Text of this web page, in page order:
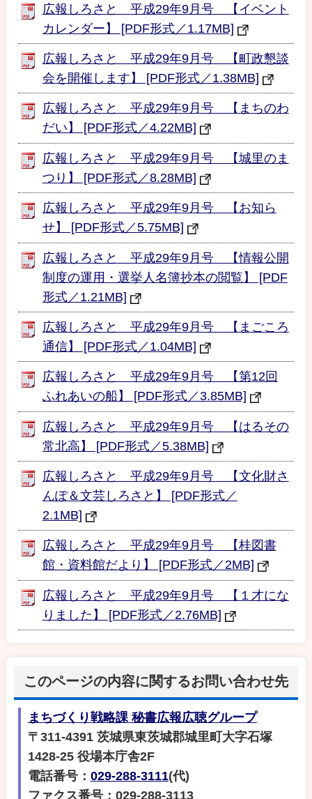
広報しろさと 平成29年9月号 【イベント
カレンダー】 [PDF形式／1.17MB]
広報しろさと 平成29年9月号 【町政懇談
会を開催します】 [PDF形式／1.38MB]
広報しろさと 平成29年9月号 【まちのわ
だい】 [PDF形式／4.22MB]
広報しろさと 平成29年9月号 【城里のま
つり】 [PDF形式／8.28MB]
広報しろさと 平成29年9月号 【お知ら
せ】 [PDF形式／5.75MB]
広報しろさと 平成29年9月号 【情報公開
制度の運用・選挙人名簿抄本の閲覧】 [PDF
形式／1.21MB]
広報しろさと 平成29年9月号 【まごころ
通信】 [PDF形式／1.04MB]
広報しろさと 平成29年9月号 【第12回
ふれあいの船】 [PDF形式／3.85MB]
広報しろさと 平成29年9月号 【はるその
常北高】 [PDF形式／5.38MB]
広報しろさと 平成29年9月号 【文化財さ
んぽ＆文芸しろさと】 [PDF形式／
2.1MB]
広報しろさと 平成29年9月号 【桂図書
館・資料館だより】 [PDF形式／2MB]
広報しろさと 平成29年9月号 【１才にな
りました】 [PDF形式／2.76MB]
このページの内容に関するお問い合わせ先
まちづくり戦略課 秘書広報広聴グループ
〒311-4391 茨城県東茨城郡城里町大字石塚
1428-25 役場本庁舎2F
電話番号： 029-288-3111(代)
ファクス番号：029-288-3113